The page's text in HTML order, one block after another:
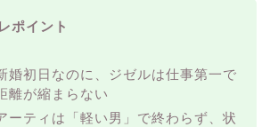
ポイント
婚初日なのに、ジゼルは仕事第一で
離が縮まらない
ーティは「軽い男」で終わらず、状